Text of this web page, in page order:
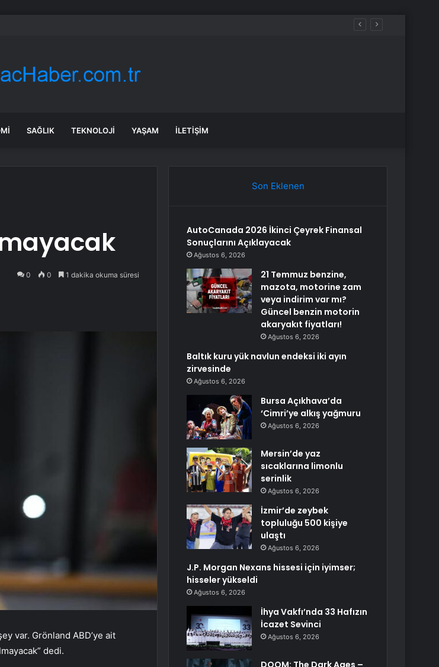
zam veya indirim var mı? Güncel benzin motorin akaryakıt fiyatları!
SAĞLIK TEKNOLOJI YAŞAM İLETIŞIM
0 0 1 dakika okuma süresi
var. Grönland ABD’ye ait
dedi.
Son Eklenen
AutoCanada 2026 İkinci Çeyrek Finansal
Sonuçlarını Açıklayacak
Ağustos 6, 2026
21 Temmuz benzine,
mazota, motorine zam
veya indirim var mı?
Güncel benzin motorin
akaryakıt fiyatları!
Ağustos 6, 2026
Baltık kuru yük navlun endeksi iki ayın
zirvesinde
Ağustos 6, 2026
Bursa Açıkhava’da
‘Cimri’ye alkış yağmuru
Ağustos 6, 2026
Mersin’de yaz
sıcaklarına limonlu
serinlik
Ağustos 6, 2026
İzmir’de zeybek
topluluğu 500 kişiye
ulaştı
Ağustos 6, 2026
J.P. Morgan Nexans hissesi için iyimser;
hisseler yükseldi
Ağustos 6, 2026
İhya Vakfı’nda 33 Hafızın
İcazet Sevinci
Ağustos 6, 2026
DOOM: The Dark Ages –